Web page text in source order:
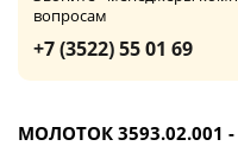
вопросам
+7 (3522) 55 01 69
МОЛОТОК 3593.02.001